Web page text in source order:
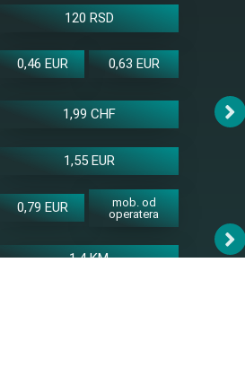
120 RSD
0,46 EUR 0,63 EUR
1,99 CHF
1,55 EUR
0,79 EUR
mob. od
operatera
1,4 KM